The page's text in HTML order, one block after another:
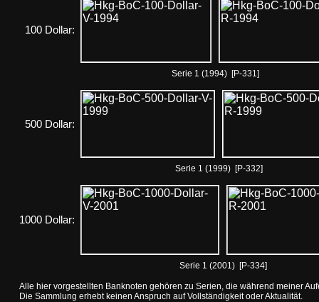
100 Dollar:
Serie 1 (1994) [P-331]
500 Dollar:
Serie 1 (1999) [P-332]
1000 Dollar:
Serie 1 (2001) [P-334]
Alle hier vorgestellten Banknoten gehören zu Serien, die während meiner
Die Sammlung erhebt keinen Anspruch auf Vollständigkeit oder Aktualität.